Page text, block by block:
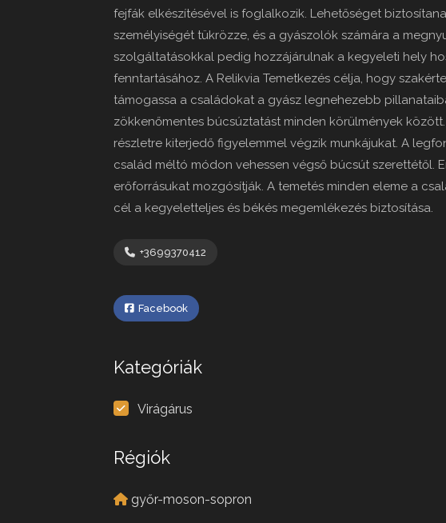
fejfák elkészítésével is foglalkozik. Lehetőséget
személyiségét tükrözze, és a gyászolók számára a
szolgáltatásokkal pedig hozzájárulnak a kegyeleti hely
fenntartásához. A Relikvia Temetkezés célja, hogy
támogassa a családokat a gyász legnehezebb
zökkenőmentes búcsúztatást minden körülmények
részletre kiterjedő figyelemmel végzik munkájukat. A
család méltó módon vehessen végső búcsút szerettétől.
erőforrásukat mozgósítják. A temetés minden eleme a
cél a kegyeletteljes és békés megemlékezés biztosítása.
+3699370412
Facebook
Kategóriák
Virágárus
Régiók
győr-moson-sopron